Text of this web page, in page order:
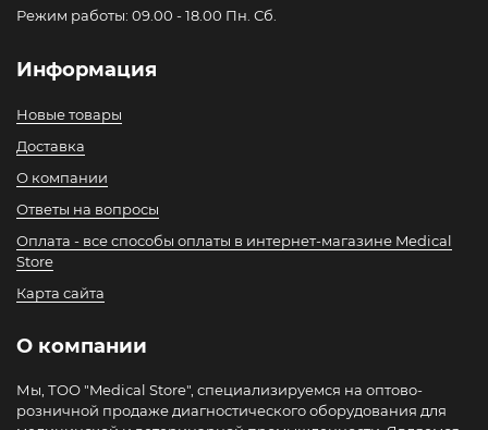
Режим работы: 09.00 - 18.00 Пн. Сб.
Информация
Новые товары
Доставка
О компании
Ответы на вопросы
Оплата - все способы оплаты в интернет-магазине Medical
Store
Карта сайта
О компании
Мы, ТОО "Medical Store", специализируемся на оптово-
розничной продаже диагностического оборудования для